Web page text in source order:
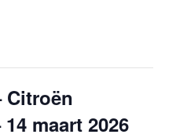
Citroën
maart 2026